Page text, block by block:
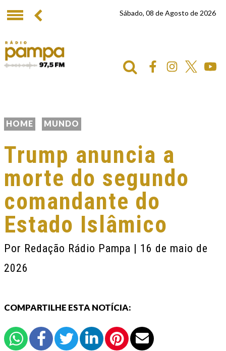
Sábado, 08 de Agosto de 2026
HOME MUNDO
Trump anuncia a
morte do segundo
comandante do
Estado Islâmico
Por Redação Rádio Pampa | 16 de maio de
2026
COMPARTILHE ESTA NOTÍCIA: